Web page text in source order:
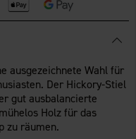
ausgezeichnete Wahl für
Der Hickory-Stiel
gut ausbalancierte
Holz für das
zu räumen.